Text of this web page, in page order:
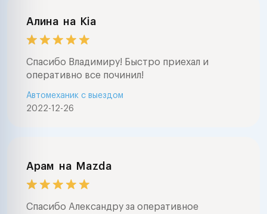
Алина на Kia
Спасибо Владимиру! Быстро приехал и
оперативно все починил!
2022-12-26
Автомеханик с выездом
Арам на Mazda
Спасибо Александру за оперативное